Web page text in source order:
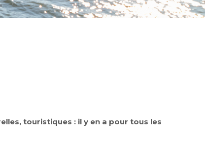
touristiques : il y en a pour tous les